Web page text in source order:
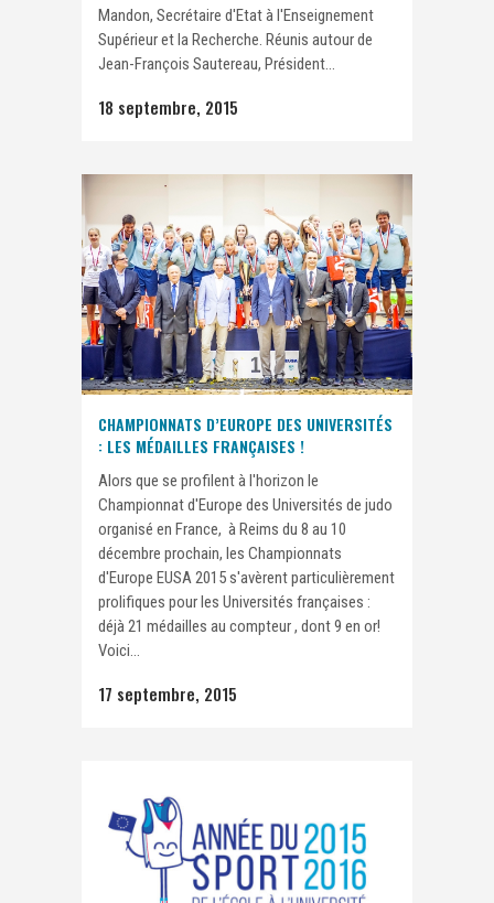
Mandon, Secrétaire d'Etat à l'Enseignement
Supérieur et la Recherche. Réunis autour de
Jean-François Sautereau, Président...
18 septembre, 2015
CHAMPIONNATS D’EUROPE DES UNIVERSITÉS
: LES MÉDAILLES FRANÇAISES !
Alors que se profilent à l'horizon le
Championnat d'Europe des Universités de judo
organisé en France, à Reims du 8 au 10
décembre prochain, les Championnats
d'Europe EUSA 2015 s'avèrent particulièrement
prolifiques pour les Universités françaises :
déjà 21 médailles au compteur , dont 9 en or!
Voici...
17 septembre, 2015